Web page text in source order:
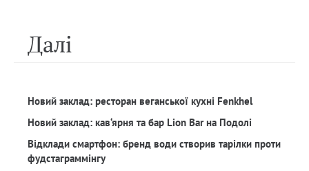
Далi
Новий заклад: ресторан веганської кухні Fenkhel
Новий заклад: кав‘ярня та бар Lion Bar на Подолі
Відклади смартфон: бренд води створив тарілки проти
фудстаграммінгу